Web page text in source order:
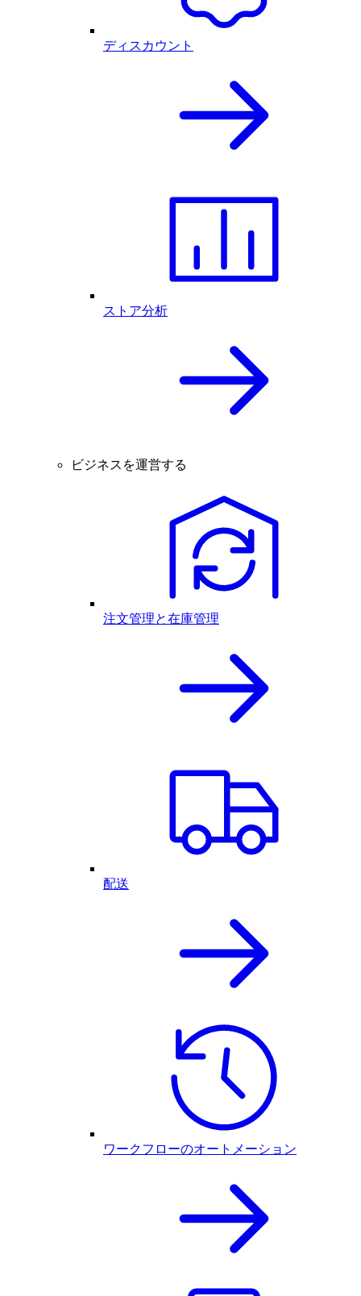
ディスカウント
ストア分析
ビジネスを運営する
注文管理と在庫管理
配送
ワークフローのオートメーション